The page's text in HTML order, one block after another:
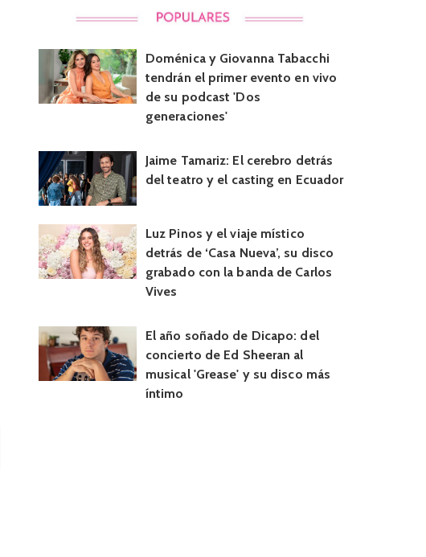
Doménica y Giovanna Tabacchi
tendrán el primer evento en vivo
de su podcast 'Dos
generaciones'
Jaime Tamariz: El cerebro detrás
del teatro y el casting en Ecuador
Luz Pinos y el viaje místico
detrás de ‘Casa Nueva’, su disco
grabado con la banda de Carlos
Vives
El año soñado de Dicapo: del
concierto de Ed Sheeran al
musical 'Grease' y su disco más
íntimo